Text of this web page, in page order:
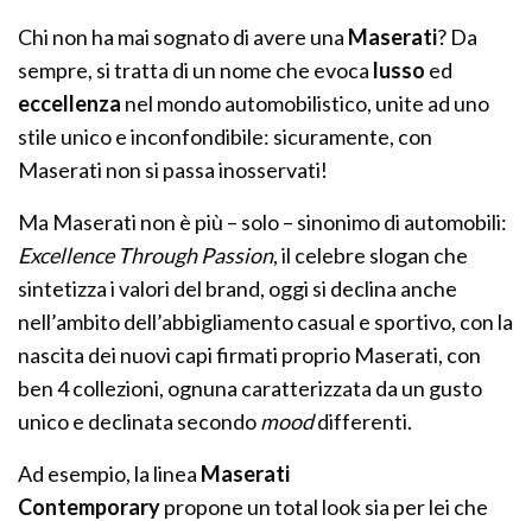
Chi non ha mai sognato di avere una Maserati? Da
sempre, si tratta di un nome che evoca lusso ed
eccellenza nel mondo automobilistico, unite ad uno
stile unico e inconfondibile: sicuramente, con
Maserati non si passa inosservati!
Ma Maserati non è più – solo – sinonimo di automobili:
Excellence Through Passion, il celebre slogan che
sintetizza i valori del brand, oggi si declina anche
nell’ambito dell’abbigliamento casual e sportivo, con la
nascita dei nuovi capi firmati proprio Maserati, con
ben 4 collezioni, ognuna caratterizzata da un gusto
unico e declinata secondomooddifferenti.
Ad esempio, la linea Maserati
Contemporarypropone un total look sia per lei che